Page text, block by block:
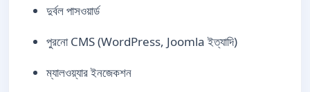
দুর্বল পাসওয়ার্ড
পুরনো CMS (WordPress, Joomla ইত্যাদি)
ম্যালওয়্যার ইনজেকশন